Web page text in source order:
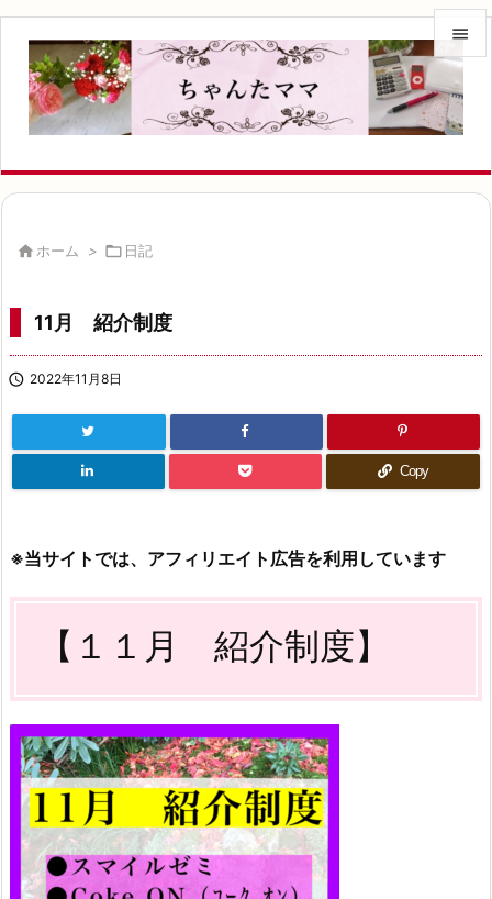


メニュ


 ホーム >  日記
11月 紹介制度
 2022年11月8日
Copy
※当サイトでは、アフィリエイト広告を利用しています
【１１月 紹介制度】